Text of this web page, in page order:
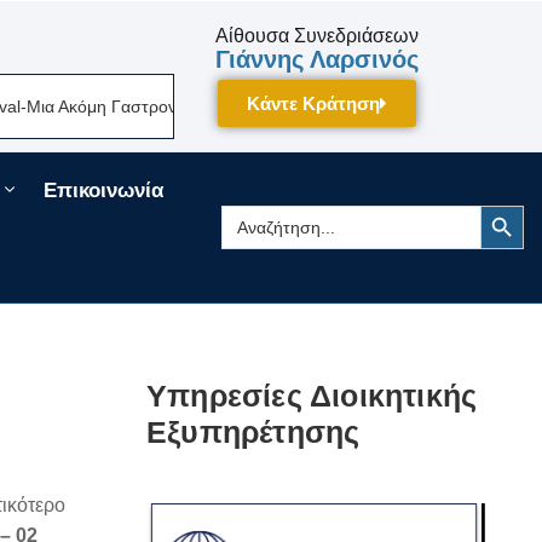
Γαστρονομική Γιορτή Της Πελοποννήσου Δίνει Ραντεβού Τον
Αίθουσα Συνεδριάσεων
Γιάννης Λαρσινός
Κάντε Κράτηση
Επικοινωνία
Search
for:
Search Button
02
Υπηρεσίες Διοικητικής
Εξυπηρέτησης